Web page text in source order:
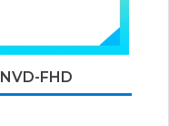
FHD